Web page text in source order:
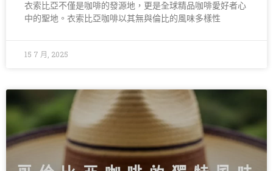
衣索比亞不僅是咖啡的發源地，更是全球精品咖啡愛好者心
中的聖地。衣索比亞咖啡以其無與倫比的風味多樣性
15 7 月, 2025